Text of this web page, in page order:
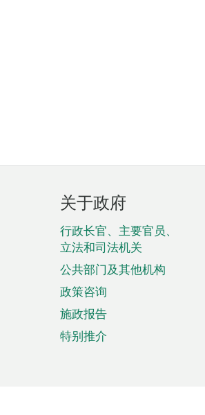
页
脚
菜
单
关于政府
行政长官、主要官员、
立法和司法机关
公共部门及其他机构
政策咨询
施政报告
特别推介